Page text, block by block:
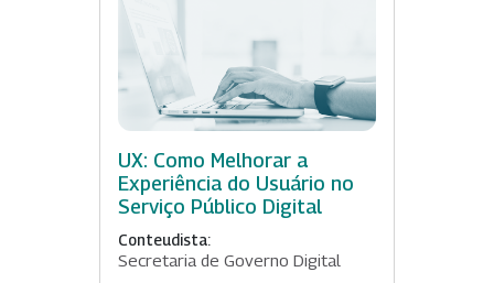
UX: Como Melhorar a
Experiência do Usuário no
Serviço Público Digital
Conteudista:
Secretaria de Governo Digital